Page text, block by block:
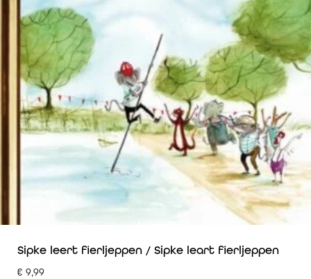
Sipke leert fierljeppen / Sipke leart fierljeppen
€ 9,99